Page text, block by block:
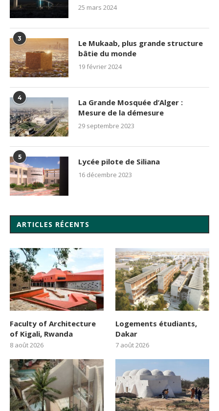
25 mars 2024
3
Le Mukaab, plus grande structure
bâtie du monde
19 février 2024
4
La Grande Mosquée d’Alger :
Mesure de la démesure
29 septembre 2023
5 Lycée pilote de Siliana
16 décembre 2023
ARTICLES RÉCENTS
Faculty of Architecture
of Kigali, Rwanda
8 août 2026
Logements étudiants,
Dakar
7 août 2026